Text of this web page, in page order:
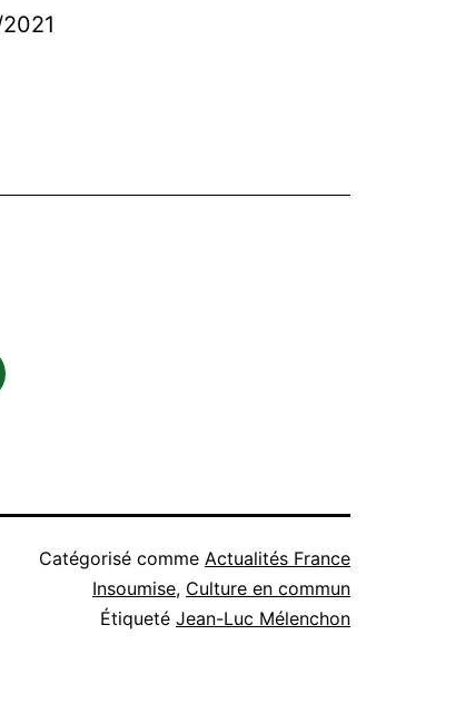
Catégorisé comme Actualités France
Insoumise, Culture en commun
Étiqueté Jean-Luc Mélenchon